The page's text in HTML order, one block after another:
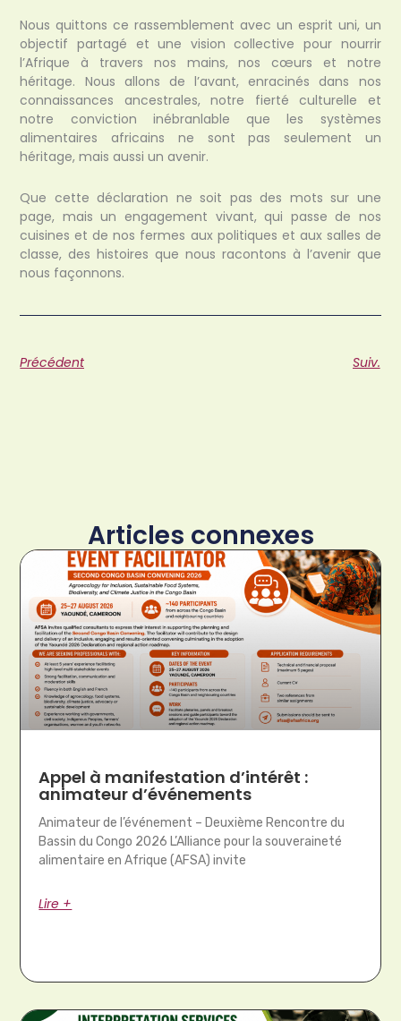
Nous quittons ce rassemblement avec un esprit uni, un
objectif partagé et une vision collective pour nourrir
l’Afrique à travers nos mains, nos cœurs et notre
héritage. Nous allons de l’avant, enracinés dans nos
connaissances ancestrales, notre fierté culturelle et
notre conviction inébranlable que les systèmes
alimentaires africains ne sont pas seulement un
héritage, mais aussi un avenir.
Que cette déclaration ne soit pas des mots sur une
page, mais un engagement vivant, qui passe de nos
cuisines et de nos fermes aux politiques et aux salles de
classe, des histoires que nous racontons à l’avenir que
nous façonnons.
Précédent Suiv.
Articles connexes
Appel à manifestation d’intérêt :
animateur d’événements
Animateur de l’événement – Deuxième Rencontre du
Bassin du Congo 2026 L’Alliance pour la souveraineté
alimentaire en Afrique (AFSA) invite
Lire +